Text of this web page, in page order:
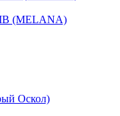
(MELANA)